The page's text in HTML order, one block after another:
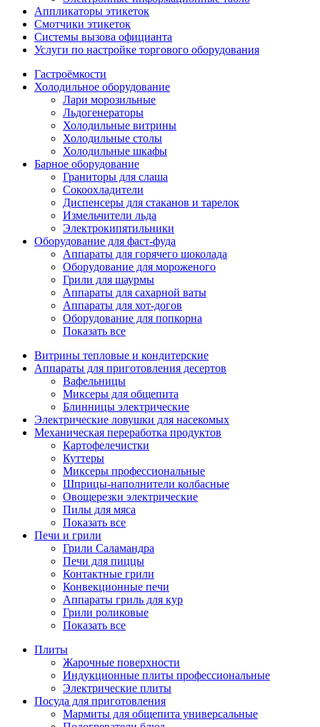
Аппликаторы этикеток
Смотчики этикеток
Системы вызова официанта
Услуги по настройке торгового оборудования
Гастроёмкости
Холодильное оборудование
Лари морозильные
Льдогенераторы
Холодильные витрины
Холодильные столы
Холодильные шкафы
Барное оборудование
Граниторы для слаша
Сокоохладители
Диспенсеры для стаканов и тарелок
Измельчители льда
Электрокипятильники
Оборудование для фаст-фуда
Аппараты для горячего шоколада
Оборудование для мороженого
Грили для шаурмы
Аппараты для сахарной ваты
Аппараты для хот-догов
Оборудование для попкорна
Показать все
Витрины тепловые и кондитерские
Аппараты для приготовления десертов
Вафельницы
Миксеры для общепита
Блинницы электрические
Электрические ловушки для насекомых
Механическая переработка продуктов
Картофелечистки
Куттеры
Миксеры профессиональные
Шприцы-наполнители колбасные
Овощерезки электрические
Пилы для мяса
Показать все
Печи и грили
Грили Саламандра
Печи для пиццы
Контактные грили
Конвекционные печи
Аппараты гриль для кур
Грили роликовые
Показать все
Плиты
Жарочные поверхности
Индукционные плиты профессиональные
Электрические плиты
Посуда для приготовления
Мармиты для общепита универсальные